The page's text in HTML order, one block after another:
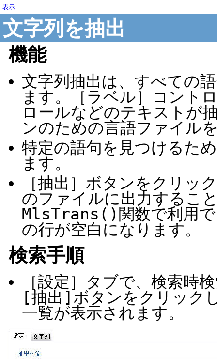
表示
文字列を抽出
機能
文字列抽出は、すべての
ます。［ラベル］コント
ロールなどのテキストが
ンのための言語ファイル
特定の語句を見つけるた
ます。
［抽出］ボタンをクリッ
のファイルに出力するこ
MlsTrans()関数で利用で
の行が空白になります。
検索手順
［設定］タブで、検索時
[抽出]ボタンをクリック
一覧が表示されます。